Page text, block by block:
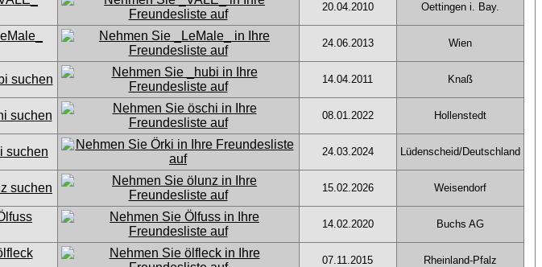
20.04.2010 Oettingen i. Bay.
24.06.2013 Wien
14.04.2011 Knaß
08.01.2022 Hollenstedt
24.03.2024 Lüdenscheid/Deutschland
15.02.2026 Weisendorf
14.02.2020 Buchs AG
07.11.2015 Rheinland-Pfalz